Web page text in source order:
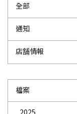
全部
通知
店舗情報
檔案
2025